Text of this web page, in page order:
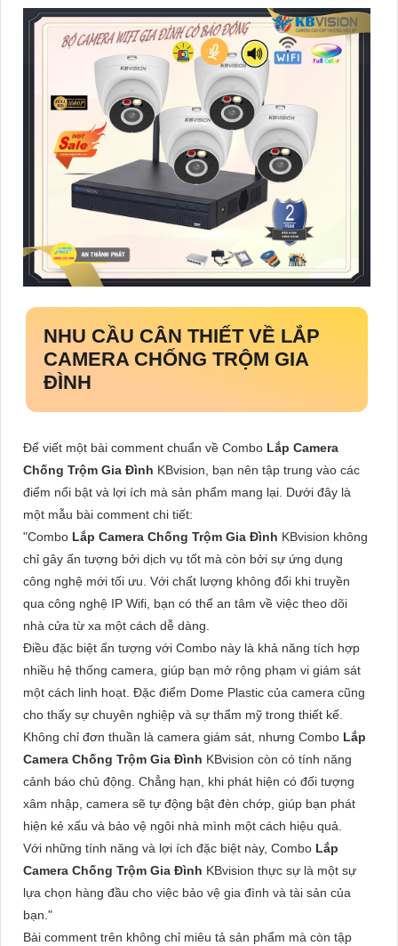
NHU CẦU CÂN THIẾT VỀ LẮP
CAMERA CHỐNG TRỘM GIA
ĐÌNH
Để viết một bài comment chuẩn về Combo Lắp Camera
Chống Trộm Gia Đình KBvision, bạn nên tập trung vào các
điểm nổi bật và lợi ích mà sản phẩm mang lại. Dưới đây là
một mẫu bài comment chi tiết:
"Combo Lắp Camera Chống Trộm Gia Đình KBvision không
chỉ gây ấn tượng bởi dịch vụ tốt mà còn bởi sự ứng dụng
công nghệ mới tối ưu. Với chất lượng không đổi khi truyền
qua công nghệ IP Wifi, bạn có thể an tâm về việc theo dõi
nhà cửa từ xa một cách dễ dàng.
Điều đặc biệt ấn tượng với Combo này là khả năng tích hợp
nhiều hệ thống camera, giúp bạn mở rộng phạm vi giám sát
một cách linh hoạt. Đặc điểm Dome Plastic của camera cũng
cho thấy sự chuyên nghiệp và sự thẩm mỹ trong thiết kế.
Không chỉ đơn thuần là camera giám sát, nhưng Combo Lắp
Camera Chống Trộm Gia Đình KBvision còn có tính năng
cảnh báo chủ động. Chẳng hạn, khi phát hiện có đối tượng
xâm nhập, camera sẽ tự động bật đèn chớp, giúp bạn phát
hiện kẻ xấu và bảo vệ ngôi nhà mình một cách hiệu quả.
Với những tính năng và lợi ích đặc biệt này, Combo Lắp
Camera Chống Trộm Gia Đình KBvision thực sự là một sự
lựa chọn hàng đầu cho việc bảo vệ gia đình và tài sản của
bạn."
Bài comment trên không chỉ miêu tả sản phẩm mà còn tập